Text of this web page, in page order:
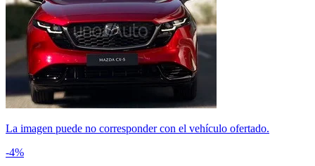
La imagen puede no corresponder con el vehículo ofertado.
-4%